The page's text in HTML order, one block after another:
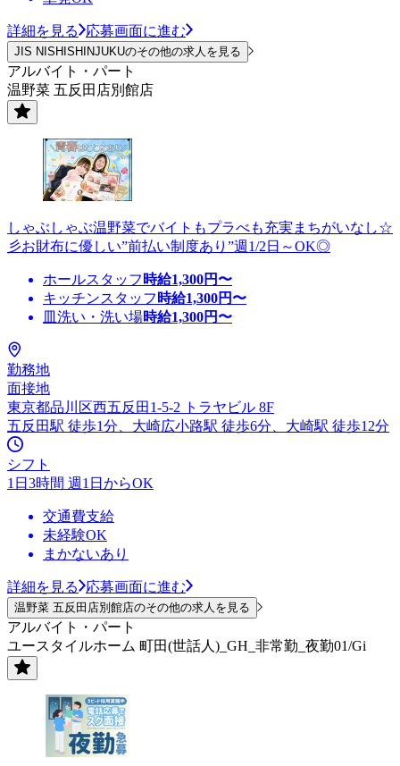
詳細を見る 応募画面に進む
JIS NISHISHINJUKUのその他の求人を見る
アルバイト・パート
温野菜 五反田店別館店
しゃぶしゃぶ温野菜でバイトもプラべも充実まちがいなし☆
彡お財布に優しい”前払い制度あり”週1/2日～OK◎
ホールスタッフ 時給1,300円〜
キッチンスタッフ 時給1,300円〜
皿洗い・洗い場時給1,300円〜
勤務地
面接地
東京都品川区西五反田1-5-2 トラヤビル 8F
五反田駅 徒歩1分、大崎広小路駅 徒歩6分、大崎駅 徒歩12分
シフト
1日3時間 週1日からOK
交通費支給
未経験OK
まかないあり
詳細を見る 応募画面に進む
温野菜 五反田店別館店のその他の求人を見る
アルバイト・パート
ユースタイルホーム 町田(世話人)_GH_非常勤_夜勤01/Gi